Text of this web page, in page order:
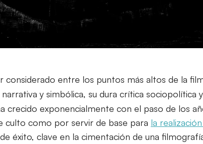
considerado entre los puntos más altos de la
y simbólica, su dura crítica sociopolítica
crecido exponencialmente con el paso de los
culto como por servir de base para la
éxito, clave en la cimentación de una